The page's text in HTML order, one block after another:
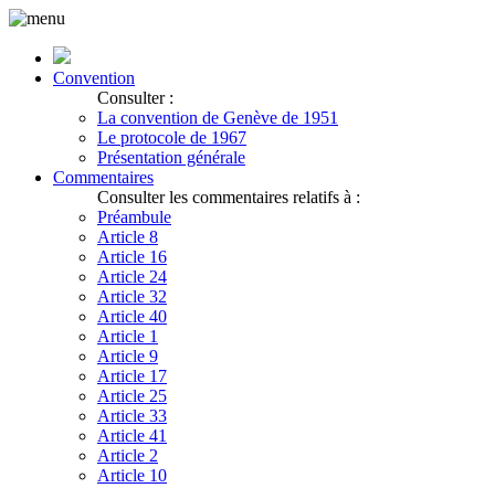
Convention
Consulter :
La convention de Genève de 1951
Le protocole de 1967
Présentation générale
Commentaires
Consulter les commentaires relatifs à :
Préambule
Article 8
Article 16
Article 24
Article 32
Article 40
Article 1
Article 9
Article 17
Article 25
Article 33
Article 41
Article 2
Article 10